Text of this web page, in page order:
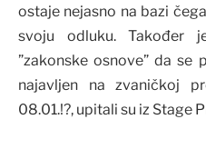
ostaje nejasno na bazi
svoju odluku. Također
”zakonske osnove” da
najavljen na zvaničkoj
08.01.!?, upitali su iz Stage